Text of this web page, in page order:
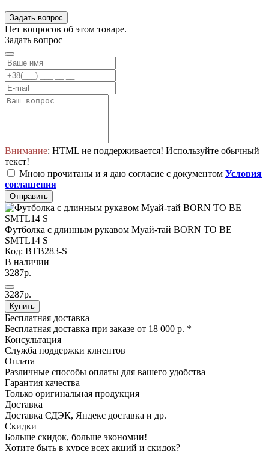
Задать вопрос
Нет вопросов об этом товаре.
Задать вопрос
Внимание: HTML не поддерживается! Используйте обычный
текст!
Мною прочитаны и я даю согласие с документом Условия
соглашения
Отправить
Футболка с длинным рукавом Муай-тай BORN TO BE
SMTL14 S
Код: BTB283-S
В наличии
3287р.
3287р.
Купить
Бесплатная доставка
Бесплатная доставка при заказе от 18 000 р. *
Консультация
Служба поддержки клиентов
Оплата
Различные способы оплаты для вашего удобства
Гарантия качества
Только оригинальная продукция
Доставка
Доставка СДЭК, Яндекс доставка и др.
Скидки
Больше скидок, больше экономии!
Хотите быть в курсе всех акций и скидок?